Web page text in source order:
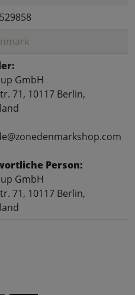
GmbH
71, 10117 Berlin,
Person:
GmbH
71, 10117 Berlin,